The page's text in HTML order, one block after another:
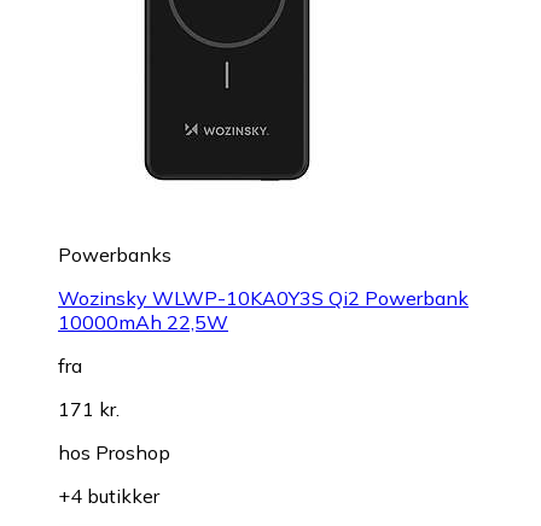
Powerbanks
Wozinsky WLWP-10KA0Y3S Qi2 Powerbank
10000mAh 22,5W
fra
171 kr.
hos Proshop
+4 butikker